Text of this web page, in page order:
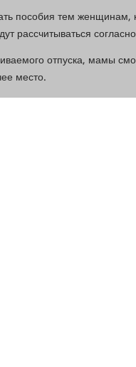
пособия тем женщинам,
рассчитываться
отпуска, мамы
место.